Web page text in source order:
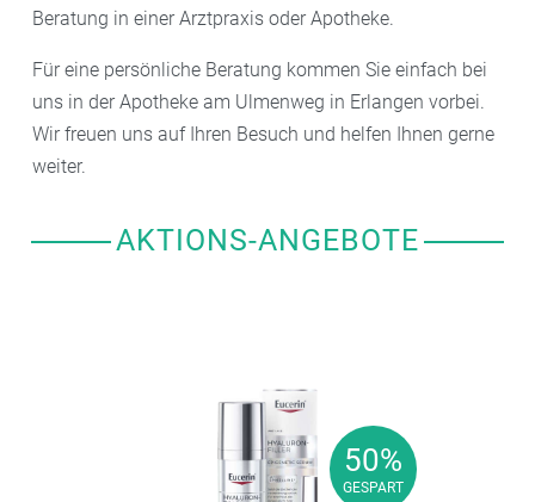
Beratung in einer Arztpraxis oder Apotheke.
Für eine persönliche Beratung kommen Sie einfach bei
uns in der Apotheke am Ulmenweg in Erlangen vorbei.
Wir freuen uns auf Ihren Besuch und helfen Ihnen gerne
weiter.
AKTIONS-ANGEBOTE
50%
GESPART
50%
GESPART